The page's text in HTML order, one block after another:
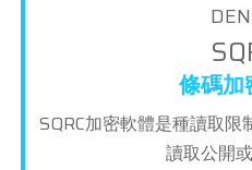
條碼加
SQRC加密軟體是種讀取限
讀取公開